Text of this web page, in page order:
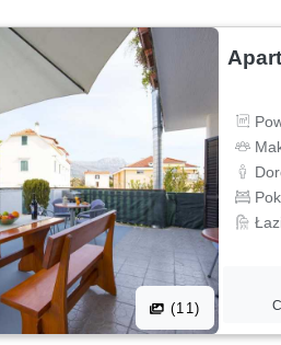
(11)